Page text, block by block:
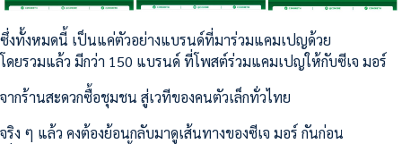
ซึ่งทั้งหมดนี้ เป็นแค่ตัวอย่างแบรนด์ที่มาร่วมแคมเปญด้วย
โดยรวมแล้ว มีกว่า 150 แบรนด์ ที่โพสต์ร่วมแคมเปญให้กับซีเจ มอร์
จากร้านสะดวกซื้อชุมชน สู่เวทีของคนตัวเล็กทั่วไทย
จริง ๆ แล้ว คงต้องย้อนกลับมาดูเส้นทางของซีเจ มอร์ กันก่อน